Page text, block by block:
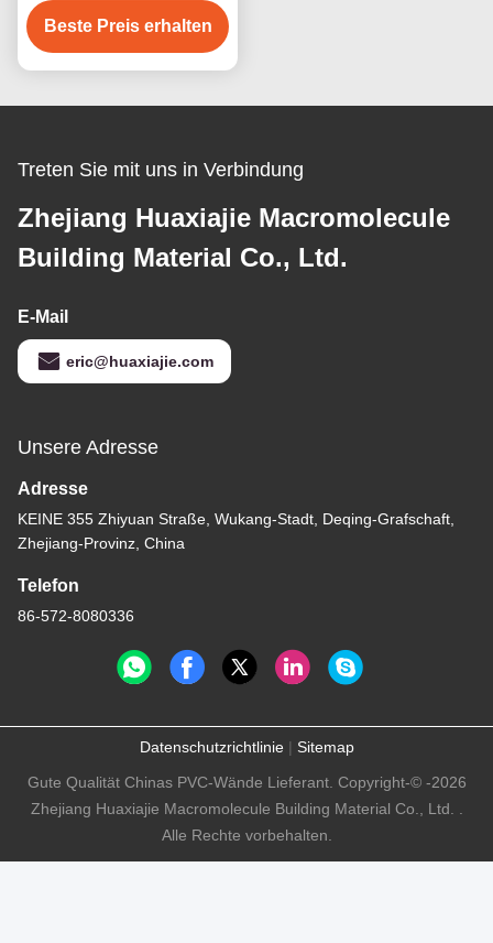
Beste Preis erhalten
Treten Sie mit uns in Verbindung
Zhejiang Huaxiajie Macromolecule
Building Material Co., Ltd.
E-Mail
eric@huaxiajie.com
Unsere Adresse
Adresse
KEINE 355 Zhiyuan Straße, Wukang-Stadt, Deqing-Grafschaft,
Zhejiang-Provinz, China
Telefon
86-572-8080336
Datenschutzrichtlinie| Sitemap
Gute Qualität Chinas PVC-Wände Lieferant. Copyright-© -2026
Zhejiang Huaxiajie Macromolecule Building Material Co., Ltd. .
Alle Rechte vorbehalten.